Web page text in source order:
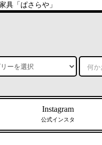
具「ぱさらや」
Instagram
公式インスタ